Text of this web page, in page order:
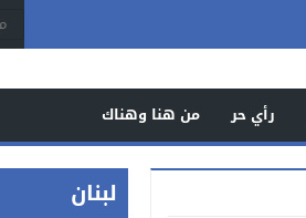
رأي حر من هنا وهناك
لبنان